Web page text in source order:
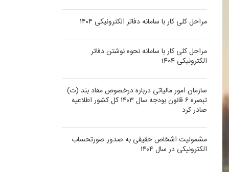
مراحل کلی کار با سامانه دفاتر الکترونیکی ۱۴۰۴
مراحل کلی کار با سامانه نحوه نوشتن دفاتر
الکترونیکی 1404
سازمان امور مالیاتی درباره درخصوص مفاد بند (ت)
تبصره ۶ قانون بودجه سال ۱۴۰۳ کل کشور اطلاعیه
صادر کرد.
مشمولیت اشخاص حقیقی به صدور صورتحساب
الکترونیکی در سال ۱۴۰۴